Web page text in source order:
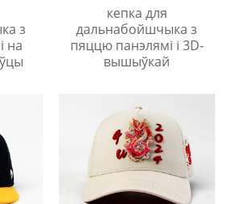
з
на
кепка для
дальнабойшчыка з
пяццю панэлямі і 3D-
вышыўкай